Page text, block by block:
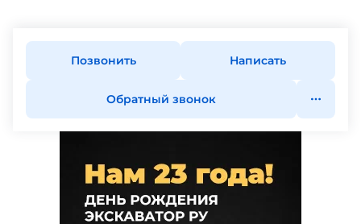
Позвонить Написать
Обратный звонок